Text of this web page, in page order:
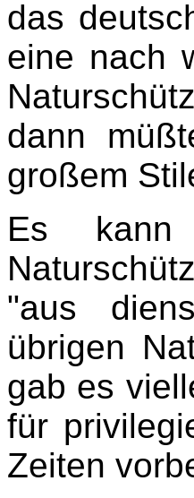
das
eine nach
dann
großem
Es
"aus
übrigen
gab es
für
Zeiten